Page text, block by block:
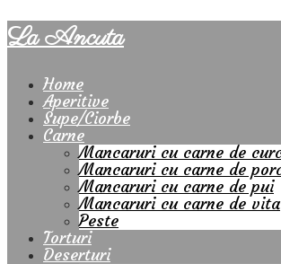
La Ancuta
Home
Aperitive
Supe/Ciorbe
Carne
Mancaruri cu carne de
Mancaruri cu carne de
Mancaruri cu carne de pui
Mancaruri cu carne de vita
Peste
Torturi
Deserturi